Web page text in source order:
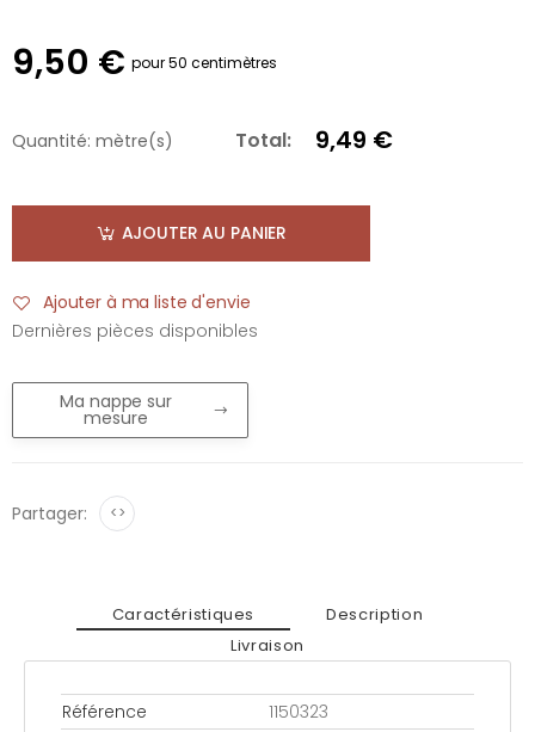
9,50 € pour 50 centimètres
Quantité: mètre(s) Total: 9,49 €
AJOUTER AU PANIER
Ajouter à ma liste d'envie
Dernières pièces disponibles
Ma nappe sur
mesure
Partager: <>
Caractéristiques
Description
Livraison
Référence
1150323